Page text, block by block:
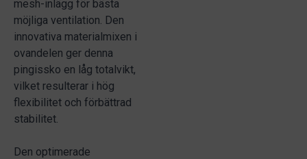
mesh-inlägg för bästa
möjliga ventilation. Den
innovativa materialmixen i
ovandelen ger denna
pingissko en låg totalvikt,
vilket resulterar i hög
flexibilitet och förbättrad
stabilitet.
Den optimerade